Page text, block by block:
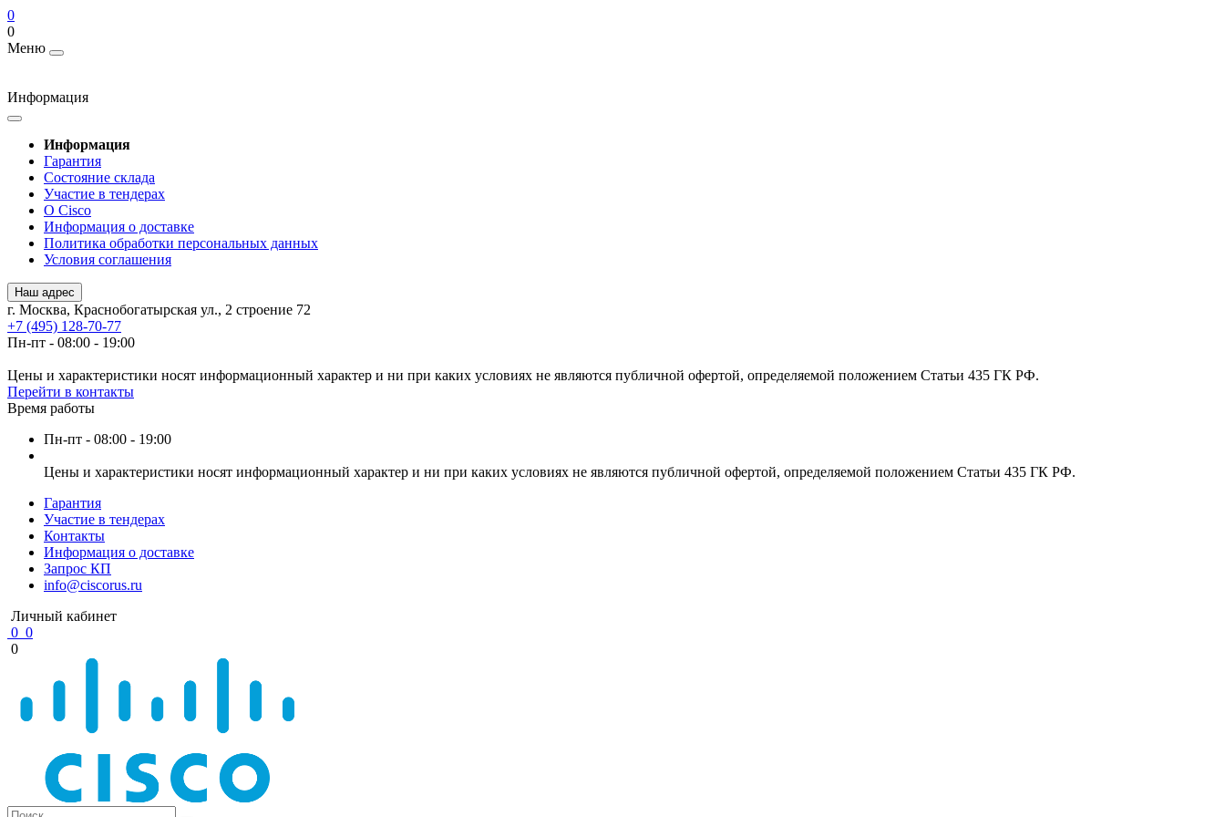
0
0
Меню
Информация
Информация
Гарантия
Состояние склада
Участие в тендерах
О Cisco
Информация о доставке
Политика обработки персональных данных
Условия соглашения
Наш адрес
г. Москва, Краснобогатырская ул., 2 строение 72
+7 (495) 128-70-77
Пн-пт - 08:00 - 19:00
Цены и характеристики носят информационный характер и ни при каких условиях не являются публичной офертой, определяемой положением Статьи 435 ГК РФ.
Перейти в контакты
Время работы
Пн-пт - 08:00 - 19:00
Цены и характеристики носят информационный характер и ни при каких условиях не являются публичной офертой, определяемой положением Статьи 435 ГК РФ.
Гарантия
Участие в тендерах
Контакты
Информация о доставке
Запрос КП
info@ciscorus.ru
Личный кабинет
0 0
0